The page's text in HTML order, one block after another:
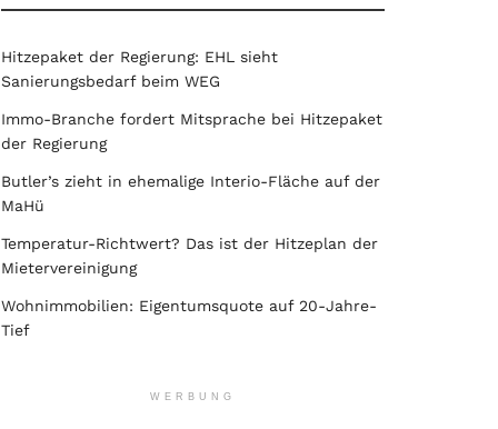
Hitzepaket der Regierung: EHL sieht
Sanierungsbedarf beim WEG
Immo-Branche fordert Mitsprache bei Hitzepaket
der Regierung
Butler’s zieht in ehemalige Interio-Fläche auf der
MaHü
Temperatur-Richtwert? Das ist der Hitzeplan der
Mietervereinigung
Wohnimmobilien: Eigentumsquote auf 20-Jahre-
Tief
WERBUNG